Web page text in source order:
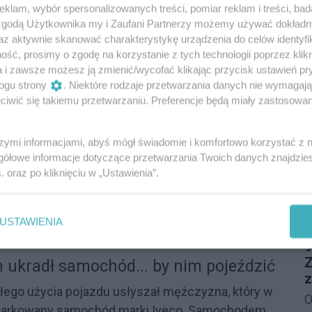
Policji w Tyczynie prowadzą poszukiwania
Janusza Żurka, zamieszkałego w Hyżnem.
Reklama
szkolnego w Zespole Szkół w
rozpoczęli rok szkolny w Zespole Szkół w
Wojewódzka Policji w Rzeszowie od
udaną współpracę z placówką. W
roku szkolnego wziął udział insp. Stanisław
Komendanta Wojewódzkiego Policji w
ukradł samochód... by nim pojeździć
użycia pojazdu usłyszał mężczyzna, który w
wybór spersonalizowanych treści, pomiar reklam i treści,
Użytkownika my i Zaufani Partnerzy możemy używać
aktywnie skanować charakterystykę urządzenia do celów
prosimy o zgodę na korzystanie z tych technologii poprzez
i zawsze możesz ją zmienić/wycofać klikając przycisk ustawień
strony
. Niektóre rodzaje przetwarzania danych nie
się takiemu przetwarzaniu. Preferencje będą miały
informacjami, abyś mógł świadomie i komfortowo korzystać z
informacje dotyczące przetwarzania Twoich danych
. oraz po kliknięciu w „Ustawienia”.
USTAWIENIA